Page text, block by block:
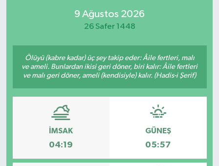
9 Ağustos 2026
26 Safer 1448
Ölüyü (kabre kadar) üç şey takip eder: Âile fertleri, malı
ve ameli. Bunlardan ikisi geri döner, biri kalır: Âile fertleri
ve malı geri döner, ameli (kendisiyle) kalır. (Hadis-i Şerif)
İMSAK
04:19
GÜNEŞ
05:57